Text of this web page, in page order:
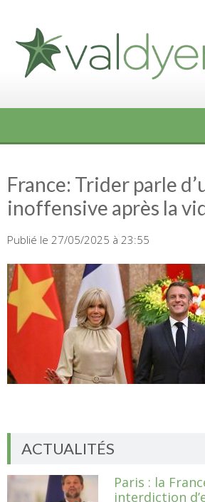
content
France: Trider parle
inoffensive après la
Publié le 27/05/2025 à 23:55
ACTUALITÉS
Paris : la
interdiction